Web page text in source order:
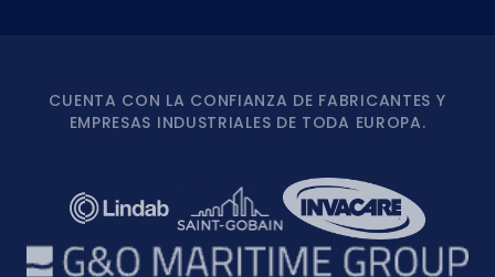
CUENTA CON LA CONFIANZA DE FABRICANTES Y
EMPRESAS INDUSTRIALES DE TODA EUROPA.